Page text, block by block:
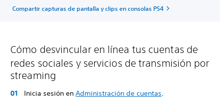
Compartir capturas de pantalla y clips en consolas PS4
Cómo desvincular en línea tus cuentas de
redes sociales y servicios de transmisión por
streaming
Inicia sesión en Administración de cuentas.